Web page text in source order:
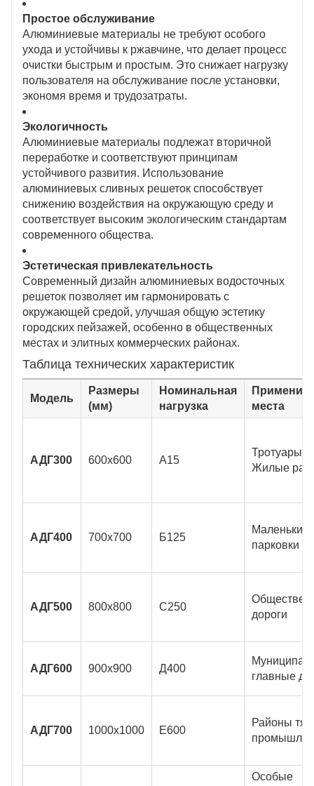
Простое обслуживание
Алюминиевые материалы не требуют особого
ухода и устойчивы к ржавчине, что делает процесс
очистки быстрым и простым. Это снижает нагрузку
пользователя на обслуживание после установки,
экономя время и трудозатраты.
Экологичность
Алюминиевые материалы подлежат вторичной
переработке и соответствуют принципам
устойчивого развития. Использование
алюминиевых сливных решеток способствует
снижению воздействия на окружающую среду и
соответствует высоким экологическим стандартам
современного общества.
Эстетическая привлекательность
Современный дизайн алюминиевых водосточных
решеток позволяет им гармонировать с
окружающей средой, улучшая общую эстетику
городских пейзажей, особенно в общественных
местах и ​​элитных коммерческих районах.
Таблица технических характеристик
Модель
Размеры
(мм)
Номинальная
нагрузка
места
АДГ300 600x600 А15
Тротуары,
Жилые
АДГ400 700x700 Б125
Маленькие
парковки
АДГ500 800x800 С250
дороги
АДГ600 900x900 Д400
главные
АДГ700 1000x1000 Е600
Районы
Особые